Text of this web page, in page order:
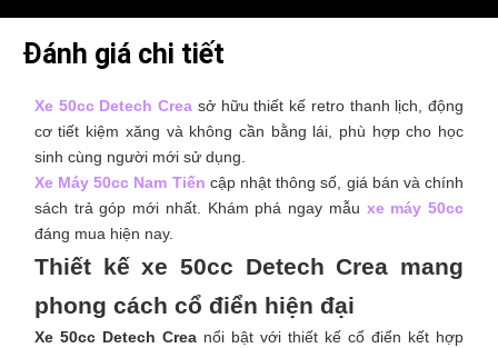
Đánh giá chi tiết
Xe 50cc Detech Crea sở hữu thiết kế retro thanh lịch, động
cơ tiết kiệm xăng và không cần bằng lái, phù hợp cho học
sinh cùng người mới sử dụng.
Xe Máy 50cc Nam Tiến cập nhật thông số, giá bán và chính
sách trả góp mới nhất. Khám phá ngay mẫu xe máy 50cc
đáng mua hiện nay.
Thiết kế xe 50cc Detech Crea mang
phong cách cổ điển hiện đại
Xe 50cc Detech Creanổi bật với thiết kế cổ điển kết hợp